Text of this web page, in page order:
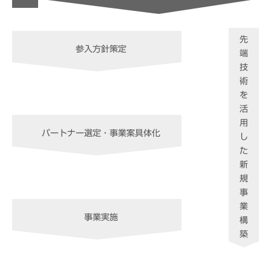
先
端
技
術
を
活
用
し
た
新
規
事
業
構
築
参入方針策定
パートナー選定・事業案具体化
事業実施